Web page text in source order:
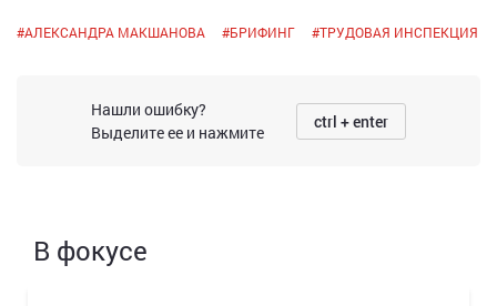
#АЛЕКСАНДРА МАКШАНОВА #БРИФИНГ #ТРУДОВАЯ ИНСПЕКЦИЯ
Нашли ошибку?
Выделите ее и нажмите
ctrl + enter
В фокусе